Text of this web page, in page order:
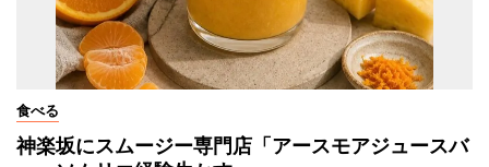
食べる
神楽坂にスムージー専門店「アースモアジュースバ